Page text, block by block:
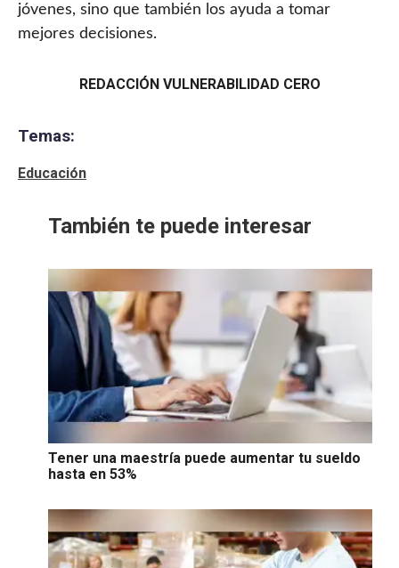
jóvenes, sino que también los ayuda a tomar
mejores decisiones.
REDACCIÓN VULNERABILIDAD CERO
Temas:
Educación
También te puede interesar
Tener una maestría puede aumentar tu sueldo
hasta en 53%